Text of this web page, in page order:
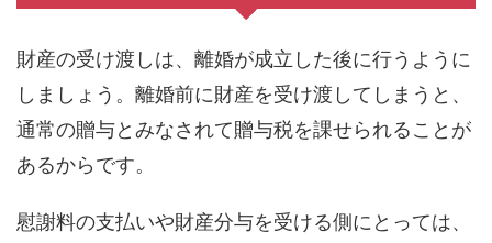
財産の受け渡しは、離婚が成立した後に行うように
しましょう。離婚前に財産を受け渡してしまうと、
通常の贈与とみなされて贈与税を課せられることが
あるからです。
慰謝料の支払いや財産分与を受ける側にとっては、